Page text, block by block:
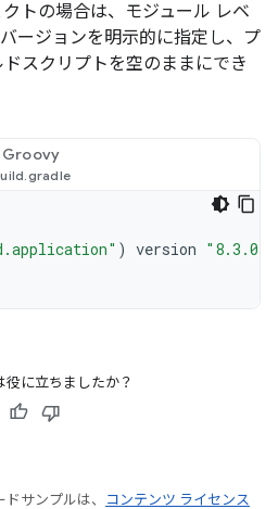
トの場合は、モジュール レベ
ージョンを明示的に指定し、プ
スクリプトを空のままにでき
Groovy
) version "8.3.0"
役に立ちましたか？
サンプルは、
コンテンツ ライセンス